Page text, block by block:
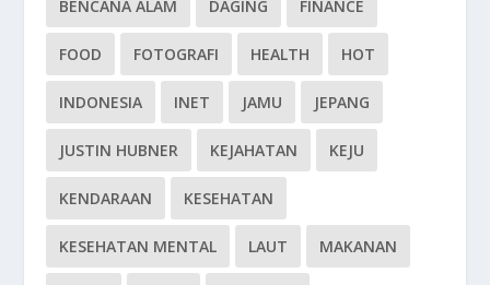
BENCANA ALAM DAGING FINANCE
FOOD FOTOGRAFI HEALTH HOT
INDONESIA INET JAMU JEPANG
JUSTIN HUBNER KEJAHATAN KEJU
KENDARAAN KESEHATAN
KESEHATAN MENTAL LAUT MAKANAN